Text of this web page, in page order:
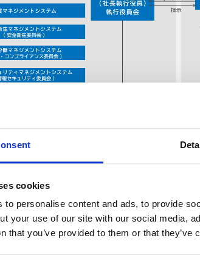
cookies
to personalise content and ads, to provide
your use of our site with our social media,
that you’ve provided to them or that
ナンス報告書